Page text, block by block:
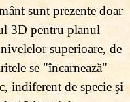
sunt prezente doar
3D pentru planul
superioare, de
se "încarnează"
indiferent de specie şi